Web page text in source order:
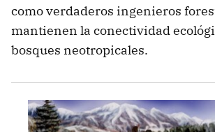
como verdaderos ingenieros
mantienen la conectividad
bosques neotropicales.